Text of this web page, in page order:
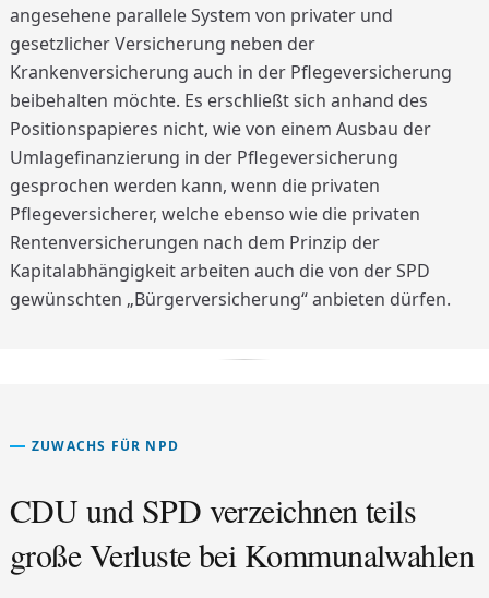
angesehene parallele System von privater und
gesetzlicher Versicherung neben der
Krankenversicherung auch in der Pflegeversicherung
beibehalten möchte. Es erschließt sich anhand des
Positionspapieres nicht, wie von einem Ausbau der
Umlagefinanzierung in der Pflegeversicherung
gesprochen werden kann, wenn die privaten
Pflegeversicherer, welche ebenso wie die privaten
Rentenversicherungen nach dem Prinzip der
Kapitalabhängigkeit arbeiten auch die von der SPD
gewünschten „Bürgerversicherung“ anbieten dürfen.
ZUWACHS FÜR NPD
CDU und SPD verzeichnen teils
große Verluste bei Kommunalwahlen